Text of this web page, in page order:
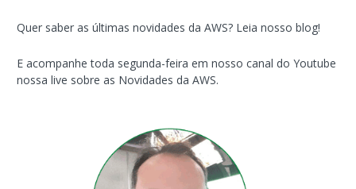
Quer saber as últimas novidades da AWS? Leia nosso blog!
E acompanhe toda segunda-feira em nosso canal do Youtube
nossa live sobre as Novidades da AWS.